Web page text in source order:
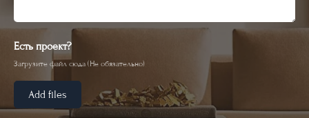
Есть проект?
Загрузите файл сюда (Не обязательно)
Add files